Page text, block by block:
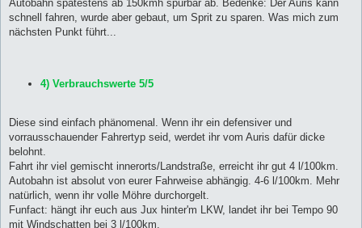
Autobahn spätestens ab 150kmh spürbar ab. Bedenke: Der Auris kann
schnell fahren, wurde aber gebaut, um Sprit zu sparen. Was mich zum
nächsten Punkt führt...
4) Verbrauchswerte 5/5
Diese sind einfach phänomenal. Wenn ihr ein defensiver und
vorrausschauender Fahrertyp seid, werdet ihr vom Auris dafür dicke
belohnt.
Fahrt ihr viel gemischt innerorts/Landstraße, erreicht ihr gut 4 l/100km.
Autobahn ist absolut von eurer Fahrweise abhängig. 4-6 l/100km. Mehr
natürlich, wenn ihr volle Möhre durchorgelt.
Funfact: hängt ihr euch aus Jux hinter'm LKW, landet ihr bei Tempo 90
mit Windschatten bei 3 l/100km.